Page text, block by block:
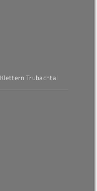
Klettern Trubachtal